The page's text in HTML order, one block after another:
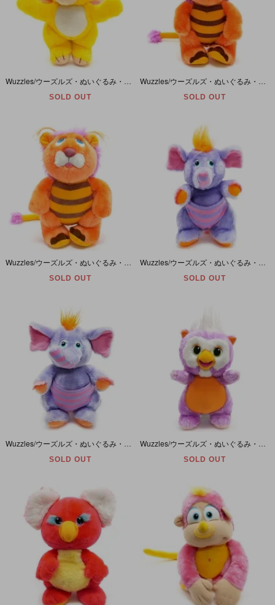
SOLD OUT SOLD OUT
SOLD OUT SOLD OUT
SOLD OUT SOLD OUT